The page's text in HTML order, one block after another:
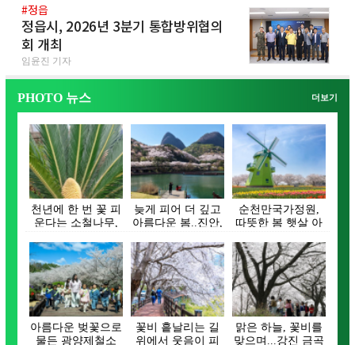
#정읍
정읍시, 2026년 3분기 통합방위협의
회 개최
임윤진 기자
PHOTO 뉴스 더보기
천년에 한 번 꽃 피
운다는 소철나무,
꽃…
늦게 피어 더 깊고
아름다운 봄..진안,
순천만국가정원,
따뜻한 봄 햇살 아
나…
아름다운 벚꽃으로
물든 광양제철소
꽃비 흩날리는 길
위에서 웃음이 피
맑은 하늘, 꽃비를
맞으며...강진 금곡